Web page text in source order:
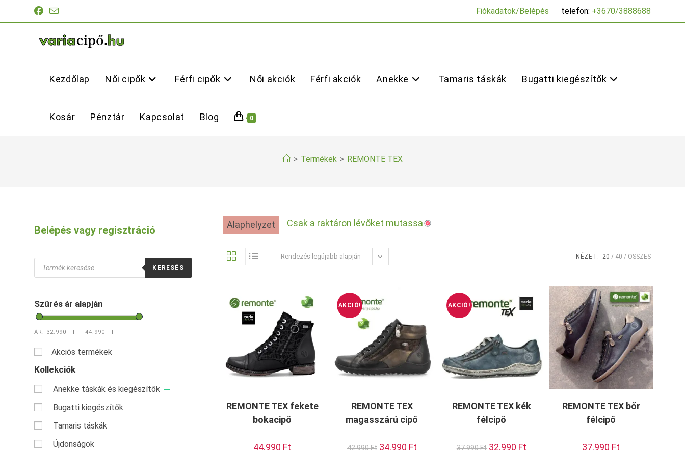
Fiókadatok/Belépés telefon: +3670/3888688
Kezdőlap Női cipők Férfi cipők Női akciók Férfi akciók Anekke Tamaris táskák Bugatti kiegészítők
Kosár Pénztár Kapcsolat Blog 0
> Termékek > REMONTE TEX
Belépés vagy regisztráció
Products
search
KERESÉS
Szűrés ár alapján
ÁR: 32.990 FT —44.990 FT
Akciós termékek
Kollekciók
Anekke táskák és kiegészítők
Bugatti kiegészítők
Tamaris táskák
Újdonságok
Alaphelyzet Csak a raktáron lévőket mutassa
Rendezés legújabb alapján NÉZET: 20 40 ÖSSZES
REMONTE TEX fekete
bokacipő
44.990 Ft
AKCIÓ!
REMONTE TEX
magasszárú cipő
42.990Ft Original
price
34.990 FtCurrent
price
AKCIÓ!
REMONTE TEX kék
félcipő
37.990Ft Original
price
32.990 FtCurrent
price
REMONTE TEX bőr
félcipő
37.990 Ft